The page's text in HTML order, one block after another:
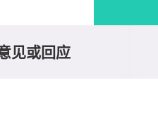
见或回应